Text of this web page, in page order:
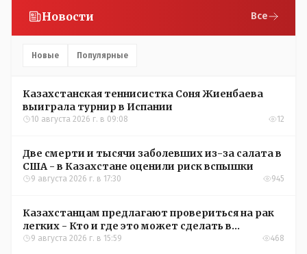
Новости Все
Новые Популярные
Казахстанская теннисистка Соня Жиенбаева
выиграла турнир в Испании
10 августа 2026 г. в 09:08 12
Две смерти и тысячи заболевших из-за салата в
США - в Казахстане оценили риск вспышки
9 августа 2026 г. в 17:30 945
Казахстанцам предлагают провериться на рак
легких - Кто и где это может сделать в
Костанайской области
9 августа 2026 г. в 15:59 468